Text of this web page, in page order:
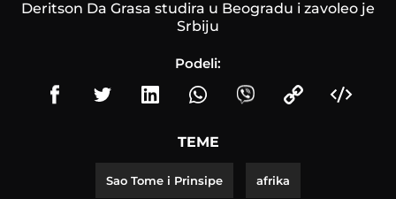
Deritson Da Grasa studira u Beogradu i zavoleo je
Srbiju
Podeli:
TEME
Sao Tome i Prinsipe afrika